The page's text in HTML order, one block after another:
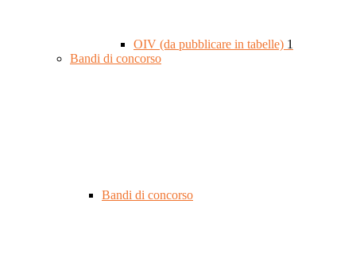
OIV (da pubblicare in tabelle) 1
Bandi di concorso
Bandi di concorso